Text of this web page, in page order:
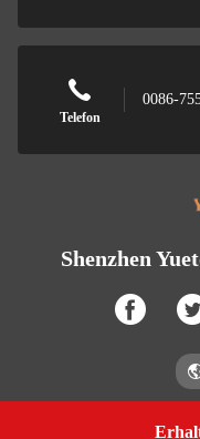
Telefon
0086-
Shenzhen